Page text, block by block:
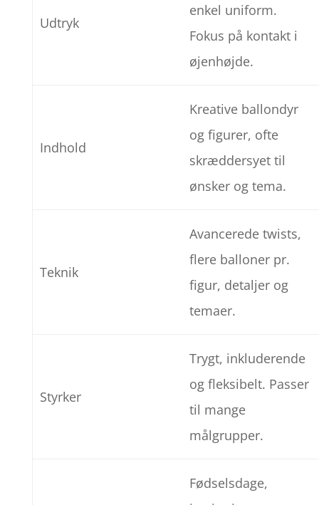
Udtryk
enkel uniform.
Fokus på kontakt i
øjenhøjde.
Indhold
Kreative ballondyr
og figurer, ofte
skræddersyet til
ønsker og tema.
Teknik
Avancerede twists,
flere balloner pr.
figur, detaljer og
temaer.
Styrker
Trygt, inkluderende
og fleksibelt. Passer
til mange
målgrupper.
Fødselsdage,